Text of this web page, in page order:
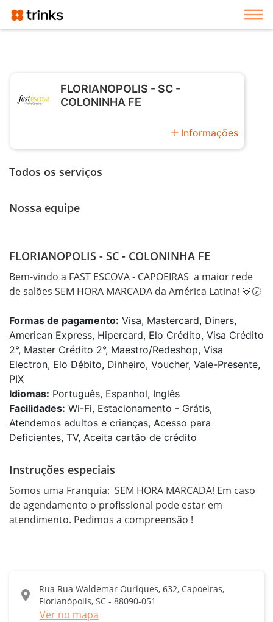
FLORIANOPOLIS - SC -
COLONINHA FE
add Informações
Todos os serviços
Nossa equipe
FLORIANOPOLIS - SC - COLONINHA FE
Bem-vindo a FAST ESCOVA - CAPOEIRAS  a maior rede
de salões SEM HORA MARCADA da América Latina! 💛🕢
Formas de pagamento: Visa, Mastercard, Diners,
American Express, Hipercard, Elo Crédito, Visa Crédito
2°, Master Crédito 2°, Maestro/Redeshop, Visa
Electron, Elo Débito, Dinheiro, Voucher, Vale-Presente,
PIX
Idiomas: Português, Espanhol, Inglês
Facilidades: Wi-Fi, Estacionamento - Grátis,
Atendemos adultos e crianças, Acesso para
Deficientes, TV, Aceita cartão de crédito
Instruções especiais
Somos uma Franquia:  SEM HORA MARCADA! Em caso
de agendamento o profissional pode estar em
atendimento. Pedimos a compreensão !
location_on
Rua Rua Waldemar Ouriques, 632, Capoeiras,
Florianópolis, SC - 88090-051
Ver no mapa